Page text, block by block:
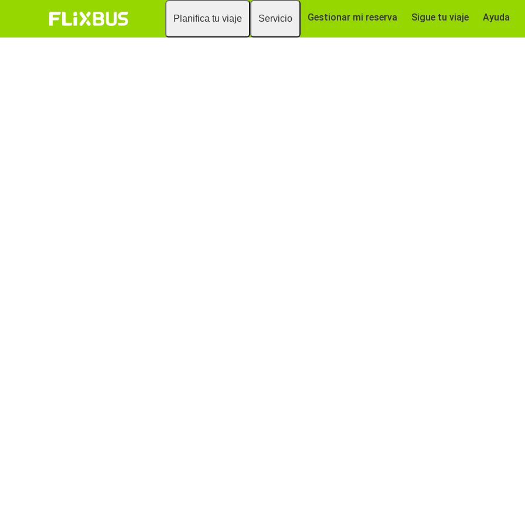
Planifica tu viaje Servicio Gestionar mi reserva Sigue tu viaje Ayuda